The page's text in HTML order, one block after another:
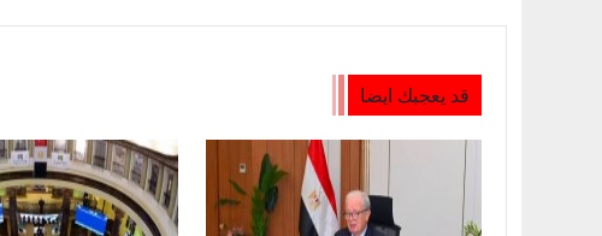
قد يعجبك ايضا